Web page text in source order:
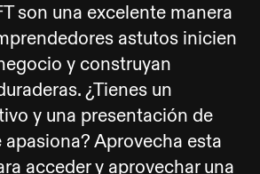
son una excelente manera
astutos inicien
y construyan
¿Tienes un
y una presentación de
Aprovecha esta
acceder y aprovechar una